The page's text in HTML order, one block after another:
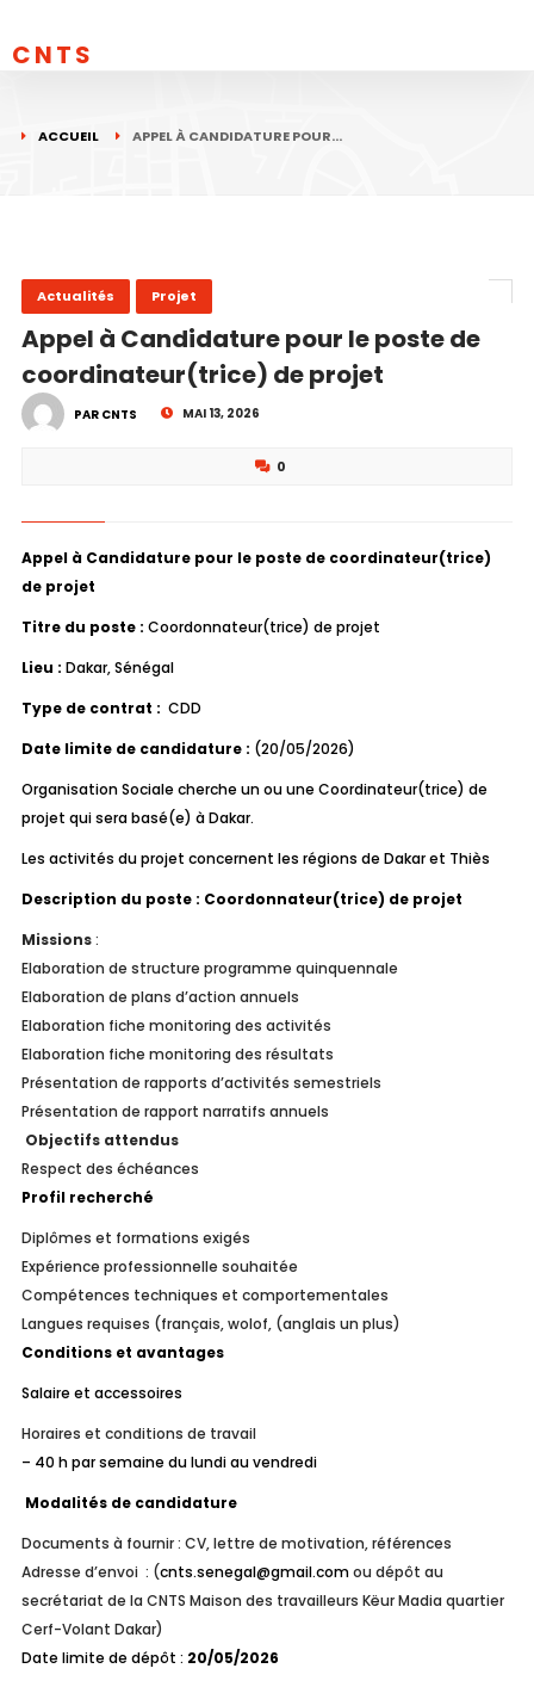
CNTS
ACCUEIL APPEL À CANDIDATURE POUR…
Actualités Projet
Appel à Candidature pour le poste de
coordinateur(trice) de projet
PAR CNTS MAI 13, 2026
0
Appel à Candidature pour le poste de coordinateur(trice)
de projet
Titre du poste : Coordonnateur(trice) de projet
Lieu : Dakar, Sénégal
Type de contrat : CDD
Date limite de candidature : (20/05/2026)
Organisation Sociale cherche un ou une Coordinateur(trice) de
projet qui sera basé(e) à Dakar.
Les activités du projet concernent les régions de Dakar et Thiès
Description du poste : Coordonnateur(trice) de projet
Missions:
Elaboration de structure programme quinquennale
Elaboration de plans d’action annuels
Elaboration fiche monitoring des activités
Elaboration fiche monitoring des résultats
Présentation de rapports d’activités semestriels
Présentation de rapport narratifs annuels
Objectifs attendus
Respect des échéances
Profil recherché
Diplômes et formations exigés
Expérience professionnelle souhaitée
Compétences techniques et comportementales
Langues requises (français, wolof, (anglais un plus)
Conditions et avantages
Salaire et accessoires
Horaires et conditions de travail
– 40 h par semaine du lundi au vendredi
Modalités de candidature
Documents à fournir : CV, lettre de motivation, références
Adresse d’envoi : (cnts.senegal@gmail.comou dépôt au
secrétariat de la CNTS Maison des travailleurs Këur Madia quartier
Cerf-Volant Dakar)
Date limite de dépôt : 20/05/2026